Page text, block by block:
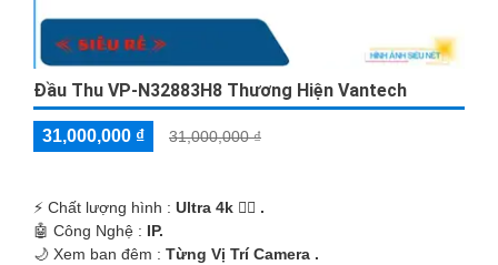
Đầu Thu VP-N32883H8 Thương Hiện Vantech
31,000,000 ₫ 31,000,000 ₫
️⚡ Chất lượng hình : Ultra 4k 👍🏾 .
🤖️ Công Nghệ : IP.
🌙 Xem ban đêm : Từng Vị Trí Camera .